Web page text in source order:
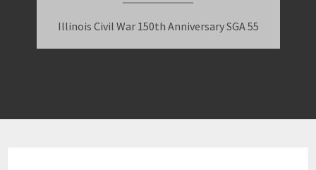
Illinois Civil War 150th Anniversary SGA 55